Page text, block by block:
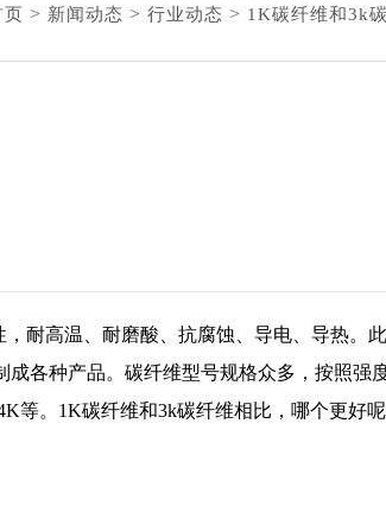
页 > 新闻动态 > 行业动态 > 1K碳纤维和3k
耐高温、耐磨酸、抗腐蚀、导电、导热。
各种产品。碳纤维型号规格众多，按照强
等。1K碳纤维和3k碳纤维相比，哪个更好呢